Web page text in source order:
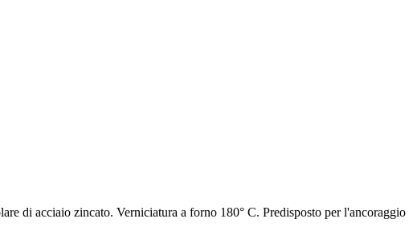
di acciaio zincato. Verniciatura a forno 180° C. Predisposto per l'ancoraggio